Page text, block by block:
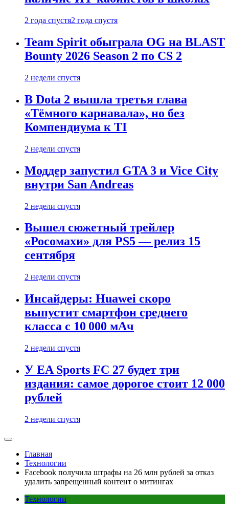
2 года спустя2 года спустя
Team Spirit обыграла OG на BLAST
Bounty 2026 Season 2 по CS 2
2 недели спустя
В Dota 2 вышла третья глава
«Тёмного карнавала», но без
Компендиума к TI
2 недели спустя
Моддер запустил GTA 3 и Vice City
внутри San Andreas
2 недели спустя
Вышел сюжетный трейлер
«Росомахи» для PS5 — релиз 15
сентября
2 недели спустя
Инсайдеры: Huawei скоро
выпустит смартфон среднего
класса с 10 000 мАч
2 недели спустя
У EA Sports FC 27 будет три
издания: самое дорогое стоит 12 000
рублей
2 недели спустя
Главная
Технологии
Facebook получила штрафы на 26 млн рублей за отказ
удалить запрещенный контент о митингах
Технологии